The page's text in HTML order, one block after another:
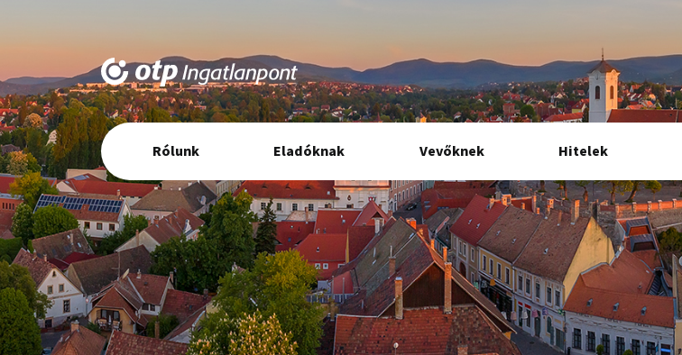
Elsődleges
navigáció
Rólunk Eladóknak Vevőknek Hitelek